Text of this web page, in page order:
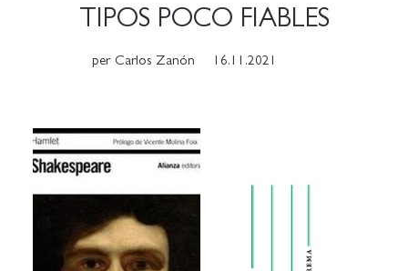
TIPOS POCO FIABLES
per Carlos Zanón 16.11.2021